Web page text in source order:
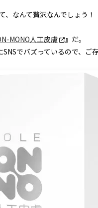
、なんて贅沢なんでしょう！
MONO人工皮膚
』だ。
でバズっているので、ご